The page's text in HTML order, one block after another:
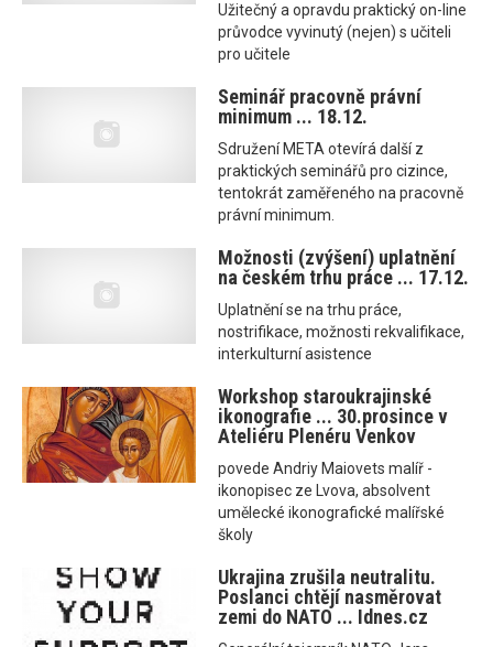
Užitečný a opravdu praktický on-line
průvodce vyvinutý (nejen) s učiteli
pro učitele
Seminář pracovně právní
minimum ... 18.12.
Sdružení META otevírá další z
praktických seminářů pro cizince,
tentokrát zaměřeného na pracovně
právní minimum.
Možnosti (zvýšení) uplatnění
na českém trhu práce ... 17.12.
Uplatnění se na trhu práce,
nostrifikace, možnosti rekvalifikace,
interkulturní asistence
Workshop staroukrajinské
ikonografie ... 30.prosince v
Ateliéru Plenéru Venkov
povede Andriy Maiovets malíř -
ikonopisec ze Lvova, absolvent
umělecké ikonografické malířské
školy
Ukrajina zrušila neutralitu.
Poslanci chtějí nasměrovat
zemi do NATO ... Idnes.cz